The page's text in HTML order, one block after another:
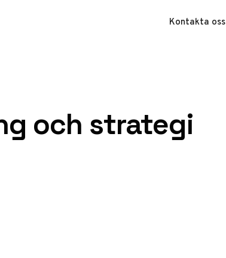
Kontakta oss
och strategi